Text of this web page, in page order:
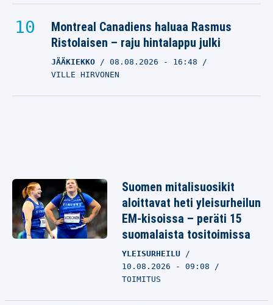
Montreal Canadiens haluaa Rasmus
Ristolaisen – raju hintalappu julki
JÄÄKIEKKO 08.08.2026 - 16:48
VILLE HIRVONEN
Suomen mitalisuosikit
aloittavat heti yleisurheilun
EM-kisoissa – peräti 15
suomalaista tositoimissa
YLEISURHEILU
10.08.2026 - 09:08
TOIMITUS